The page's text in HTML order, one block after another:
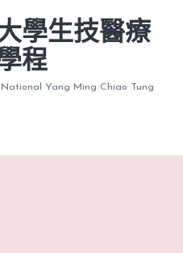
學生技醫療
程
National Yang Ming Chiao Tung